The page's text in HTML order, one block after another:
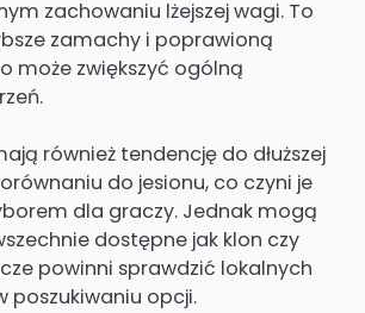
zachowaniu lżejszej wagi. To
zamachy i poprawioną
może zwiększyć ogólną
również tendencję do dłuższej
do jesionu, co czyni je
dla graczy. Jednak mogą
dostępne jak klon czy
powinni sprawdzić lokalnych
poszukiwaniu opcji.